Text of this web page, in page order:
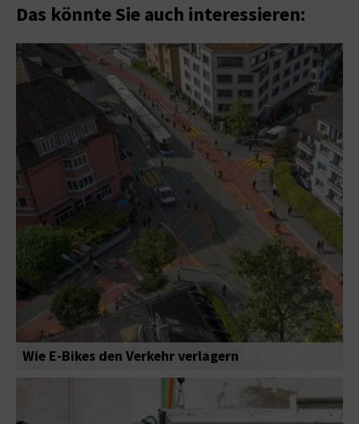
Das könnte Sie auch interessieren:
Wie E-Bikes den Verkehr verlagern